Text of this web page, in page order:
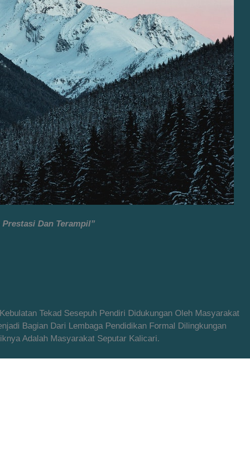
Dan Terampil”
Tekad Sesepuh Pendiri Didukungan Oleh Masyarakat
Bagian Dari Lembaga Pendidikan Formal Dilingkungan
Adalah Masyarakat Seputar Kalicari.